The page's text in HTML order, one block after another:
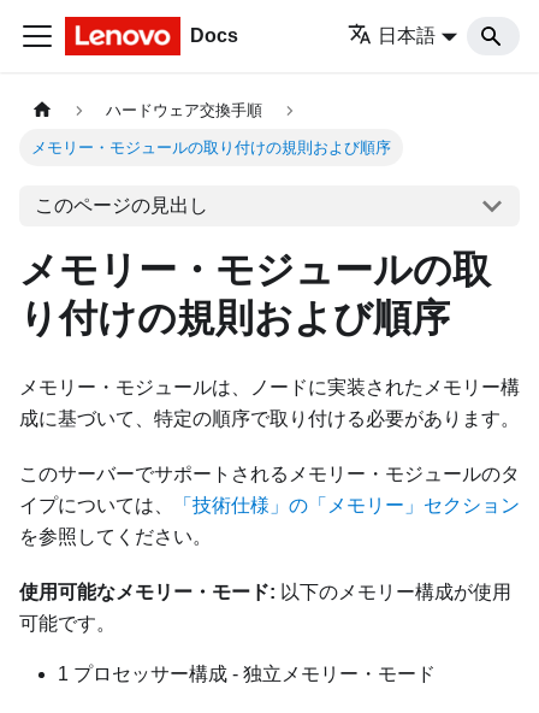
Docs 日本語
ハードウェア交換手順
メモリー・モジュールの取り付けの規則および順序
このページの見出し
メモリー・モジュールの取
り付けの規則および順序
メモリー・モジュールは、ノードに実装されたメモリー構
成に基づいて、特定の順序で取り付ける必要があります。
このサーバーでサポートされるメモリー・モジュールのタ
イプについては、
「技術仕様」の「メモリー」セクション
を参照してください。
使用可能なメモリー・モード: 以下のメモリー構成が使用
可能です。
1 プロセッサー構成 - 独立メモリー・モード